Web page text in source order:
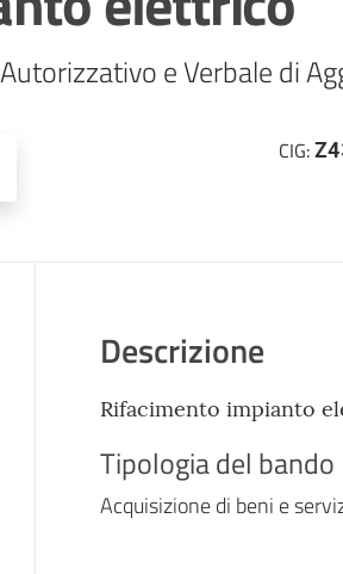
e Verbale di
CIG:
Descrizione
Rifacimento impianto
Tipologia del bando
Acquisizione di beni e